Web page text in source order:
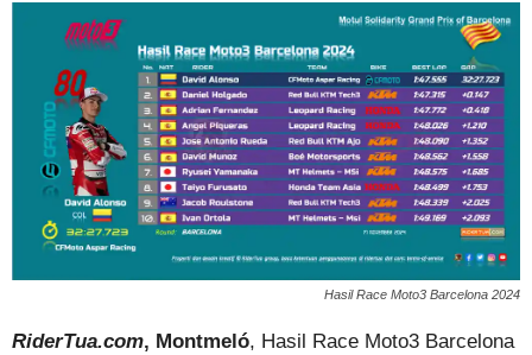
Hasil Race Moto3 Barcelona 2024
RiderTua.com, Montmeló, Hasil Race Moto3 Barcelona